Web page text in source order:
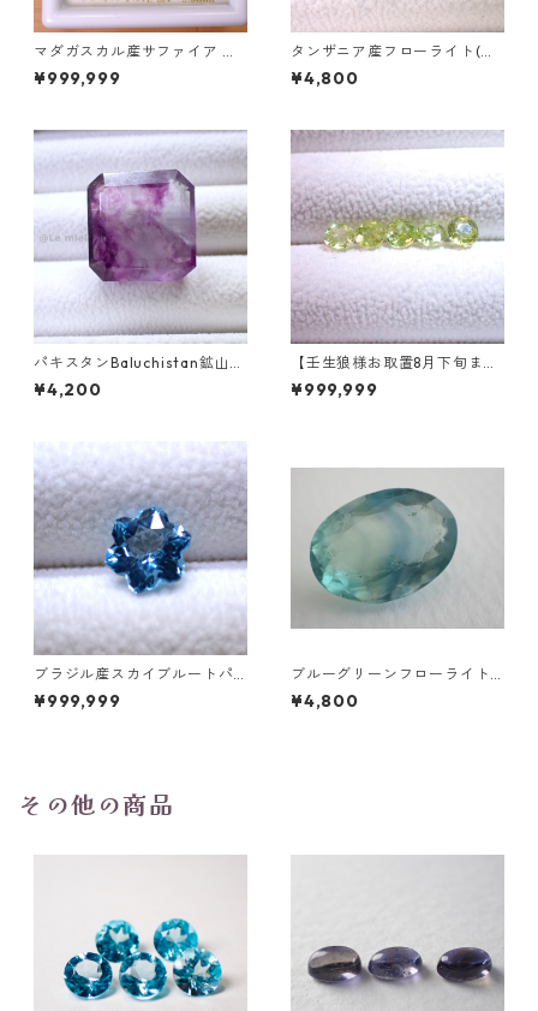
マダガスカル産サファイア ル
ース 9個組 2.4～2.5mm
¥999,999
タンザニア産フローライト(蛍
光) ペアシェイプカットルース
5.46ct 13.8mm*10.8mm*7.0
¥4,800
パキスタンBaluchistan鉱山産
フローライト スクエアカット
ルース 34.4ct 20 x 19.6 x 11
¥4,200
【壬生狼様お取置8月下旬ま
で】マダガスカル産スフェー
ン ラウンドカットルース 0.45
¥999,999
ブラジル産スカイブルートパ
ーズ スノーフレークカットル
ース 1.5ct 7.0mm*7.0mm*4.
¥999,999
ブルーグリーンフローライト
オーバルカットルース 10.2ct
15.4mm*11.1mm*8.0mm
¥4,800
その他の商品